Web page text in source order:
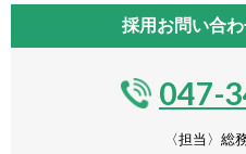
採用お問い合
047-
〈担当〉総